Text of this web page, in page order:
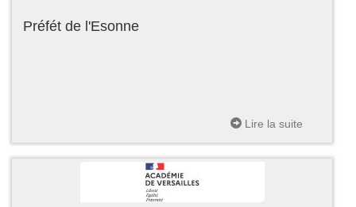
Préfét de l'Esonne
Lire la suite